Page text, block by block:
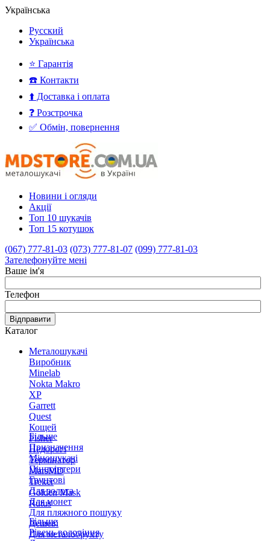
Українська
Русский
Українська
⭐ Гарантія
☎️ Контакти
⬆️ Доставка і оплата
❓ Розстрочка
✅ Обмін, повернення
Новини і огляди
Акції
Топ 10 шукачів
Топ 15 котушок
(067) 777-81-03 (073) 777-81-07 (099) 777-81-03
Зателефонуйте мені
Ваше ім'я
Телефон
Відправити
Каталог
Металошукачі
Виробник
Minelab
Nokta Makro
XP
Garrett
Quest
Кощей
Fisher
Недорогі
Термінатор
MarsMD
Treker
Golden Mask
Rutus
Більше
Призначення
Міношукачі
Пінпоінтери
Грунтові
Для золота
Для монет
Для пляжного пошуку
Дешеві
Для металобрухту
Більше
Рівень володіння